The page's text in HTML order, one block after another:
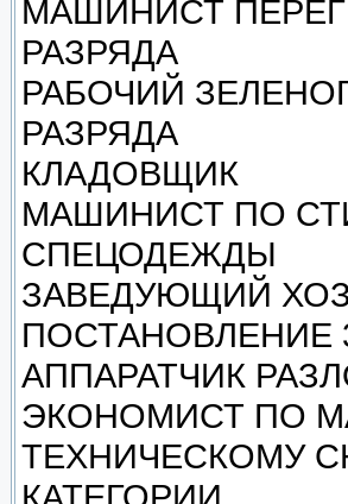
МАШИНИСТ
РАЗРЯДА
РАБОЧИЙ
РАЗРЯДА
КЛАДОВЩИК
МАШИНИСТ ПО
СПЕЦОДЕЖДЫ
ЗАВЕДУЮЩИЙ
ПОСТАНОВЛЕНИЕ
АППАРАТЧИК
ЭКОНОМИСТ ПО
ТЕХНИЧЕСКОМУ